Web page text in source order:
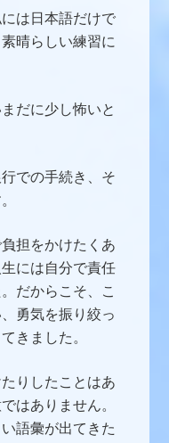
は日本語だけで
晴らしい練習に
だに少し怖いと
での手続き、そ
担をかけたくあ
には自分で責任
だからこそ、こ
勇気を振り絞っ
きました。
りしたことはあ
はありません。
語彙が出てきた